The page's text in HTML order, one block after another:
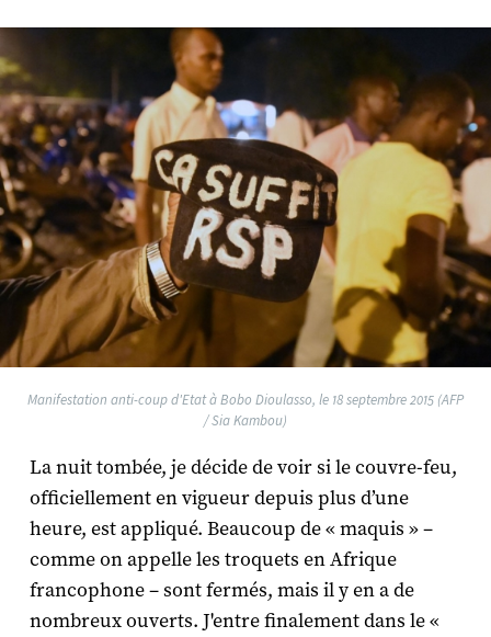
Manifestation anti-coup d'Etat à Bobo Dioulasso, le 18 septembre 2015 (AFP
/ Sia Kambou)
La nuit tombée, je décide de voir si le couvre-feu,
officiellement en vigueur depuis plus d’une
heure, est appliqué. Beaucoup de « maquis » –
comme on appelle les troquets en Afrique
francophone – sont fermés, mais il y en a de
nombreux ouverts. J'entre finalement dans le «